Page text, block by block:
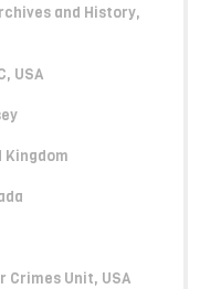
and History,
USA
Crimes Unit, USA